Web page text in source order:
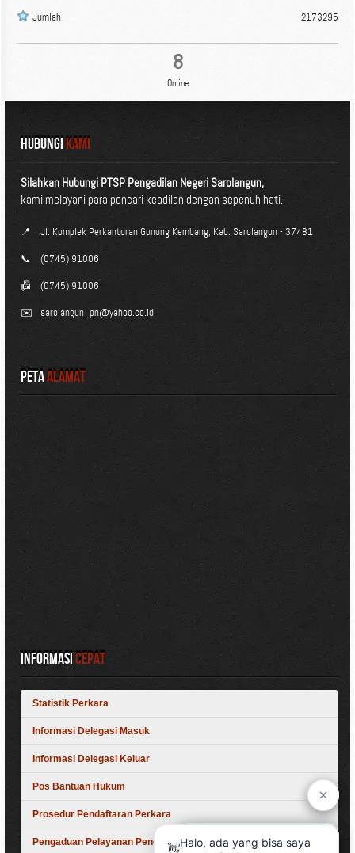
Jumlah
2173295
8
Online
HUBUNGIKAMI
Silahkan Hubungi PTSP Pengadilan Negeri Sarolangun,
kami melayani para pencari keadilan dengan sepenuh hati.
📍
Jl. Komplek Perkantoran Gunung Kembang, Kab. Sarolangun - 37481
📞
(0745) 91006
📠
(0745) 91006
✉️
sarolangun_pn@yahoo.co.id
PetaAlamat
InformasiCepat
Statistik Perkara
Informasi Delegasi Masuk
Informasi Delegasi Keluar
Pos Bantuan Hukum
Prosedur Pendaftaran Perkara
Pengaduan Pelayanan Pengadilan